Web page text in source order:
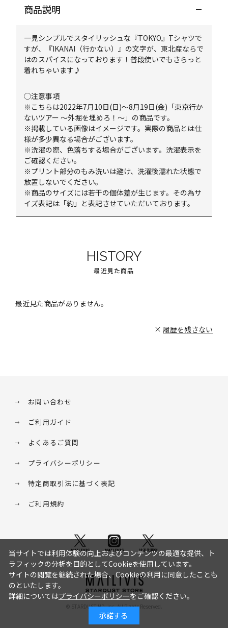
商品説明
一見シンプルでスタイリッシュな『TOKYO』Tシャツで
すが、『IKANAI（行かない）』の文字が、東北産ならで
はのスパイスになっております！普段使いでもさらっと
着れちゃいます♪
◯注意事項
※こちらは2022年7月10日(日)～8月19日(金)「東京行か
ないツアー ～外堀を埋めろ！～」の商品です。
※掲載している画像はイメージです。実際の商品とは仕
様が多少異なる場合がございます。
※洗濯の際、色落ちする場合がございます。洗濯表示を
ご確認ください。
※プリント部分のもみ洗いは避け、洗濯後濡れた状態で
放置しないでください。
※商品のサイズには若干の個体差が生じます。その為サ
イズ表記は「約」と表記させていただいております。
HISTORY
最近見た商品
最近見た商品がありません。
履歴を残さない
お問い合わせ
ご利用ガイド
よくあるご質問
プライバシーポリシー
特定商取引法に基づく表記
ご利用規約
© STARDUST HD. inc. All Rights Reserved.
当サイトでは利用体験の向上およびコンテンツの最適な提供、ト
ラフィックの分析を目的としてCookieを使用しています。
サイトの閲覧を継続された場合、Cookieの利用に同意したことも
のといたします。
詳細についてはプライバシーポリシーをご確認ください。
承諾する